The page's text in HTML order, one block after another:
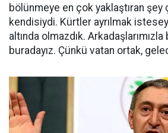
bölünmeye en çok yaklaştıran şey
kendisiydi. Kürtler ayrılmak
altında olmazdık.
buradayız. Çünkü vatan ortak,